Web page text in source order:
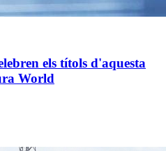
els títols d'aquesta
World